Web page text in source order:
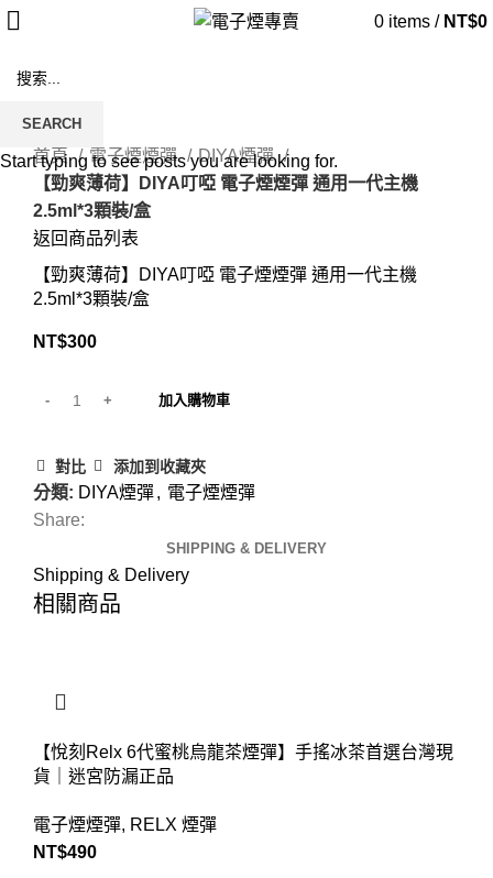
0 items / NT$0
Click to enlarge
首頁
電子煙煙彈
DIYA煙彈
【勁爽薄荷】DIYA叮啞 電子煙煙彈 通用一代主機
2.5ml*3顆裝/盒
返回商品列表
【勁爽薄荷】DIYA叮啞 電子煙煙彈 通用一代主機
2.5ml*3顆裝/盒
NT$300
加入購物車
對比 添加到收藏夾
分類: DIYA煙彈, 電子煙煙彈
Share:
SHIPPING & DELIVERY
Shipping & Delivery
相關商品
【悅刻Relx 6代蜜桃烏龍茶煙彈】手搖冰茶首選台灣現
貨｜迷宮防漏正品
電子煙煙彈, RELX 煙彈
NT$490
SEARCH
Start typing to see posts you are looking for.